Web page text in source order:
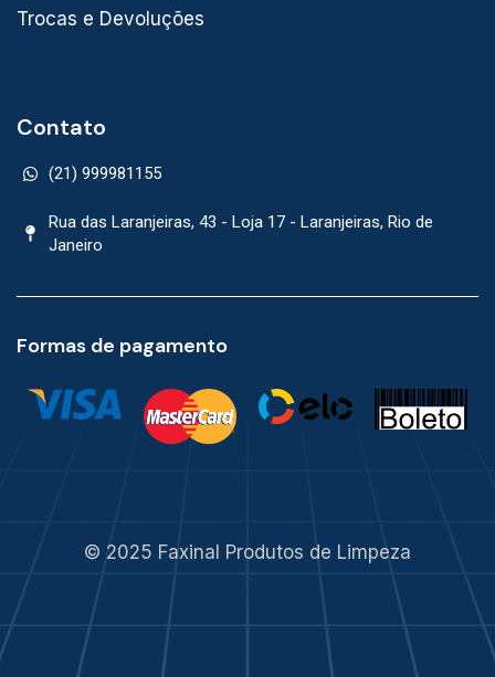
Trocas e Devoluções
Contato
(21) 999981155
Rua das Laranjeiras, 43 - Loja 17 - Laranjeiras, Rio de
Janeiro
Formas de pagamento
© 2025 Faxinal Produtos de Limpeza